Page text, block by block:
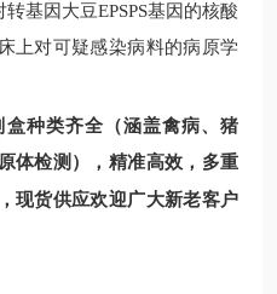
转基因大豆EPSPS基因 的核酸
上对可疑感染病料的病原学
种类齐全（涵盖禽病、猪
体检测），精准高效，多重
现货供应欢迎广大新老客户